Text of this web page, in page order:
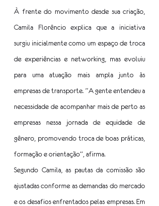
À frente do movimento desde sua criação,
Camila Florêncio explica que a iniciativa
surgiu inicialmente como um espaço de troca
de experiências e networking, mas evoluiu
para uma atuação mais ampla junto às
empresas de transporte. “A gente entendeu a
necessidade de acompanhar mais de perto as
empresas nessa jornada de equidade de
gênero, promovendo troca de boas práticas,
formação e orientação”, afirma.
Segundo Camila, as pautas da comissão são
ajustadas conforme as demandas do mercado
e os desafios enfrentados pelas empresas. Em